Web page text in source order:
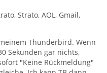
Strato, AOL, Gmail,
Thunderbird. Wenn
Sekunden gar nichts,
"Keine Rückmeldung"